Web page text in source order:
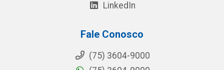
LinkedIn
Fale Conosco
(75) 3604-9000